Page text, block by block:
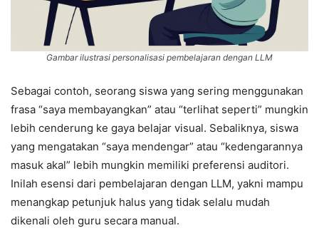
Gambar ilustrasi personalisasi pembelajaran dengan LLM
Sebagai contoh, seorang siswa yang sering menggunakan
frasa “saya membayangkan” atau “terlihat seperti” mungkin
lebih cenderung ke gaya belajar visual. Sebaliknya, siswa
yang mengatakan “saya mendengar” atau “kedengarannya
masuk akal” lebih mungkin memiliki preferensi auditori.
Inilah esensi dari pembelajaran dengan LLM, yakni mampu
menangkap petunjuk halus yang tidak selalu mudah
dikenali oleh guru secara manual.